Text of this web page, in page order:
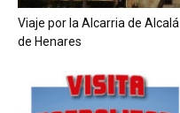
Viaje por la Alcarria de Alcalá
de Henares